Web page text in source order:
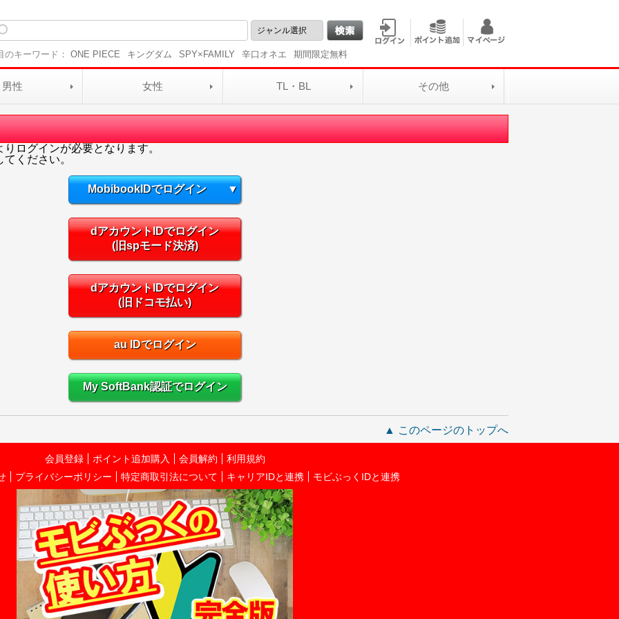
のキーワード： ONE PIECE キングダム SPY×FAMILY 辛口オネエ 期間限定無料
男性 女性 TL・BL その他
ログインが必要となります。
ください。
MobibookIDでログイン ▼
dアカウントIDでログイン
(旧spモード決済)
dアカウントIDでログイン
(旧ドコモ払い)
au IDでログイン
My SoftBank認証でログイン
▲ このページのトップへ
会員登録 ポイント追加購入 会員解約
利用規約
プライバシーポリシー 特定商取引法について キャリアIDと連携 モビぶっくIDと連携